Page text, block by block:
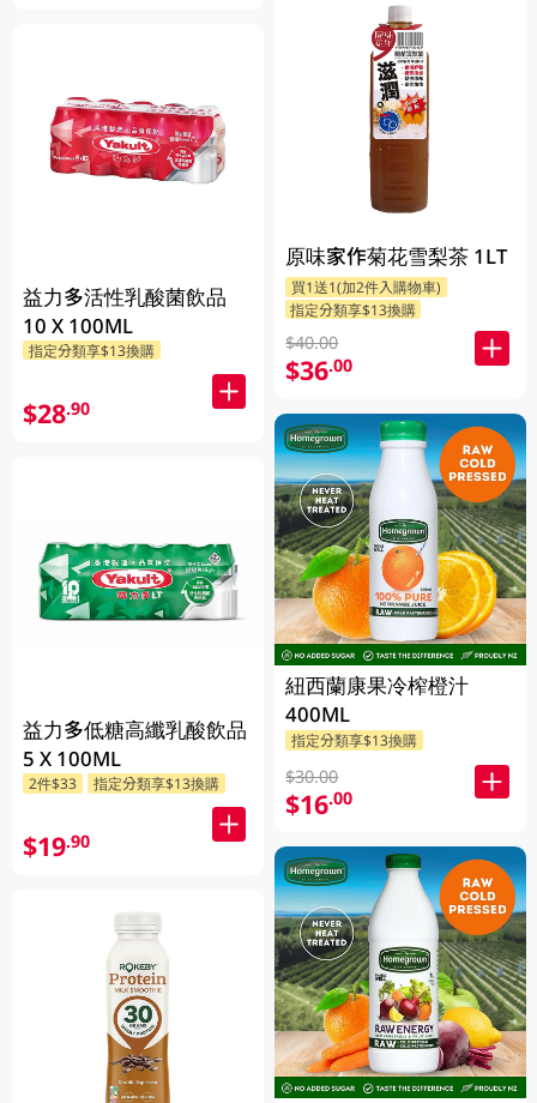
益力多活性乳酸菌飲品
10 X 100ML
指定分類享$13換購
$28.90
益力多低糖高纖乳酸飲品
5 X 100ML
2件$33 指定分類享$13換購
$19.90
原味家作菊花雪梨茶 1LT
買1送1(加2件入購物車)
指定分類享$13換購
$40.00
$36.00
紐西蘭康果冷榨橙汁
400ML
指定分類享$13換購
$30.00
$16.00